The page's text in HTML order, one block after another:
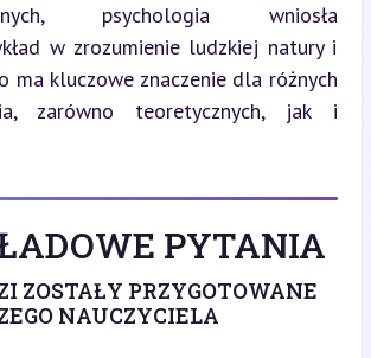
psychologia wniosła
w zrozumienie ludzkiej natury i
ma kluczowe znaczenie dla różnych
zarówno teoretycznych, jak i
PYTANIA
ZOSTAŁY PRZYGOTOWANE
NAUCZYCIELA